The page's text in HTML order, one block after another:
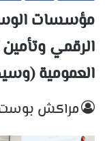
مؤسسات
الرقمي
العمومية
مراكش